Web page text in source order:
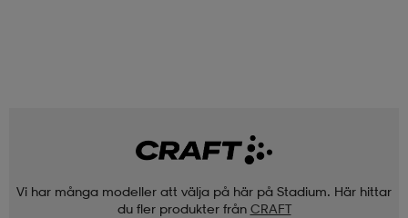
Vi har många modeller att välja på här på Stadium. Här hittar
du fler produkter från CRAFT